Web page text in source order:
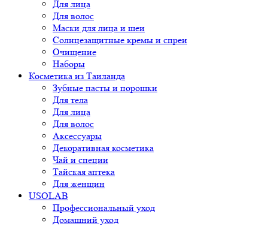
Для лица
Для волос
Маски для лица и шеи
Солнцезащитные кремы и спреи
Очищение
Наборы
Косметика из Таиланда
Зубные пасты и порошки
Для тела
Для лица
Для волос
Аксессуары
Декоративная косметика
Чай и специи
Тайская аптека
Для женщин
USOLAB
Профессиональный уход
Домашний уход